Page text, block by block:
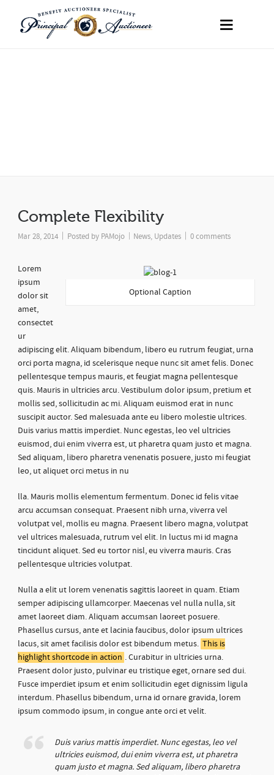
Complete Flexibility
Mar 28, 2014 Posted by PAMojo News, Updates 0 comments
Optional Caption
Lorem
ipsum
dolor sit
amet,
consectet
ur
adipiscing elit. Aliquam bibendum, libero eu rutrum feugiat, urna
orci porta magna, id scelerisque neque nunc sit amet felis. Donec
pellentesque tempus mauris, et feugiat magna pellentesque
quis. Mauris in ultricies arcu. Vestibulum dolor ipsum, pretium et
mollis sed, sollicitudin ac mi. Aliquam euismod erat in nunc
suscipit auctor. Sed malesuada ante eu libero molestie ultrices.
Duis varius mattis imperdiet. Nunc egestas, leo vel ultricies
euismod, dui enim viverra est, ut pharetra quam justo et magna.
Sed aliquam, libero pharetra venenatis posuere, justo mi feugiat
leo, ut aliquet orci metus in nu
lla. Mauris mollis elementum fermentum. Donec id felis vitae
arcu accumsan consequat. Praesent nibh urna, viverra vel
volutpat vel, mollis eu magna. Praesent libero magna, volutpat
vel ultrices malesuada, rutrum vel elit. In luctus mi id magna
tincidunt aliquet. Sed eu tortor nisl, eu viverra mauris. Cras
pellentesque ultricies volutpat.
Nulla a elit ut lorem venenatis sagittis laoreet in quam. Etiam
semper adipiscing ullamcorper. Maecenas vel nulla nulla, sit
amet laoreet diam. Aliquam accumsan laoreet posuere.
Phasellus cursus, ante et lacinia faucibus, dolor ipsum ultrices
lacus, sit amet facilisis dolor est bibendum metus. This is
highlight shortcode in action . Curabitur in ultricies urna.
Praesent dolor justo, pulvinar eu tristique eget, ornare sed dui.
Fusce imperdiet ipsum et enim sollicitudin eget dignissim ligula
interdum. Phasellus bibendum, urna id ornare gravida, lorem
ipsum commodo ipsum, in congue ante orci et velit.
Duis varius mattis imperdiet. Nunc egestas, leo vel
ultricies euismod, dui enim viverra est, ut pharetra
quam justo et magna. Sed aliquam, libero pharetra